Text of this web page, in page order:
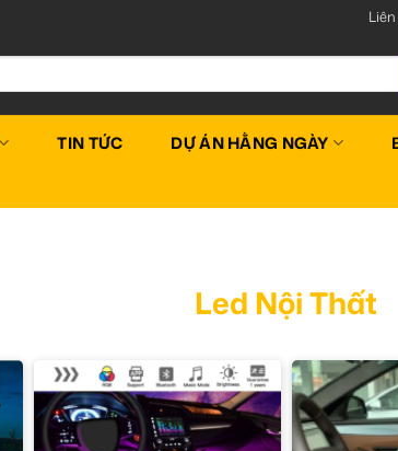
TIN TỨC DỰ ÁN HẰNG NGÀY
Led Nội Thất